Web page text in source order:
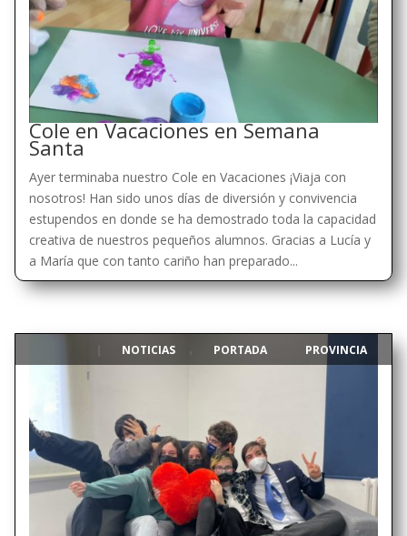
Cole en Vacaciones en Semana
Santa
Ayer terminaba nuestro Cole en Vacaciones ¡Viaja con
nosotros! Han sido unos días de diversión y convivencia
estupendos en donde se ha demostrado toda la capacidad
creativa de nuestros pequeños alumnos. Gracias a Lucía y
a María que con tanto cariño han preparado...
NOTICIAS , PORTADA PROVINCIA